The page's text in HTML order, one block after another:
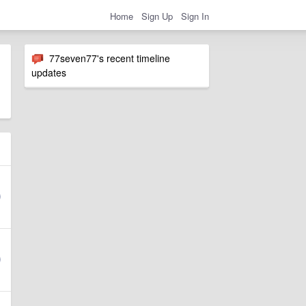
Home Sign Up Sign In
77seven77's recent timeline
updates